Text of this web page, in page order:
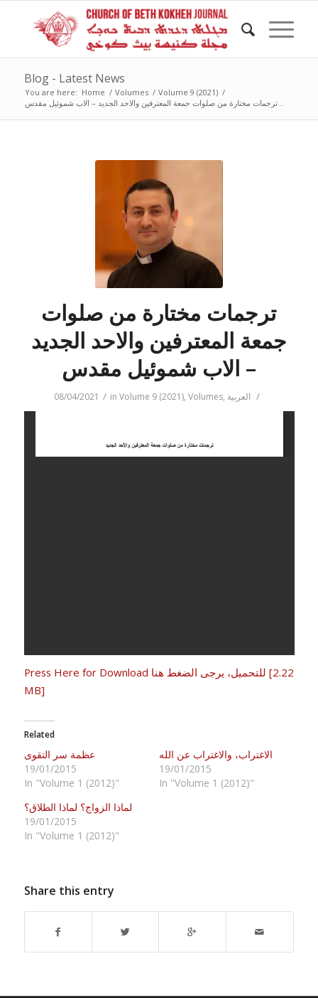
Blog - Latest News
You are here: Home / Volumes / Volume 9 (2021) /
ترجمات مختارة من صلوات جمعة المعترفين والاحد الجديد – الاب شموئيل مقدس...
ترجمات مختارة من صلوات
جمعة المعترفين والاحد الجديد
– الاب شموئيل مقدس
08/04/2021 / inVolume 9 (2021),Volumes, العربية /
Press Here for Download للتحميل، يرجى الضغط هنا [2.22
MB]
Related
عظمة سر التقوى
19/01/2015
In "Volume 1 (2012)"
الاغتراب، والاغتراب عن الله
19/01/2015
In "Volume 1 (2012)"
لماذا الزواج؟ لماذا الطلاق؟
19/01/2015
In "Volume 1 (2012)"
Share this entry